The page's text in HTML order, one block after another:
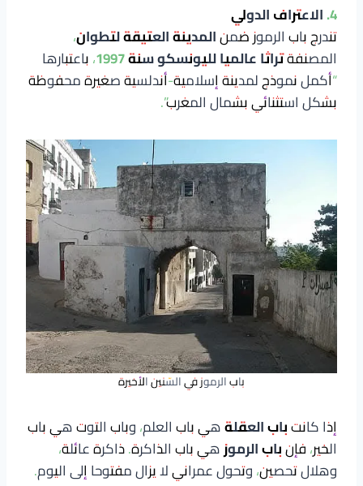
4. الاعتراف الدولي
تندرج باب الرموز ضمنالمدينة العتيقة لتطوان،
المصنفةتراثا عالميا لليونسكو سنة 1997
، باعتبارها
“أكمل نموذج لمدينة إسلامية-أندلسية صغيرة محفوظة
بشكل استثنائي بشمال المغرب”.
باب الرموز في السّنين الأخيرة
إذا كانتباب العقلةهي باب العلم، وباب التوت هي باب
الخير، فإنباب الرموزهي باب الذاكرة. ذاكرة عائلة،
وهلال تحصين، وتحول عمراني لا يزال مفتوحا إلى اليوم.